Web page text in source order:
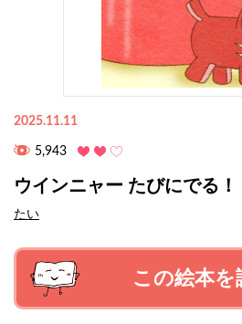
2025.11.11
5,943
ウインニャー たびにでる！
たい
この絵本を